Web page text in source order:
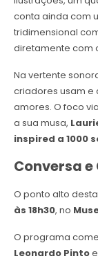
conta ainda com
tridimensional
diretamente com
Na vertente
criadores usam e
amores. O foco
a sua musa,
inspired a 1000
Conversa
O ponto alto
às 18h30, no
O programa
Leonardo Pintoe